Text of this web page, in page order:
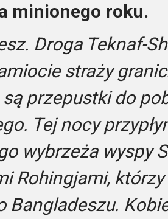
minionego roku.
Droga Teknaf-
straży
są przepustki do
Tej nocy
wybrzeża wyspy
Rohingjami,
Bangladeszu.